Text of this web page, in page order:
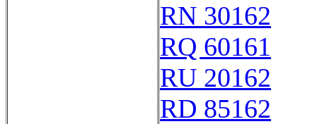
RN 30162
RQ 60161
RU 20162
RD 85162